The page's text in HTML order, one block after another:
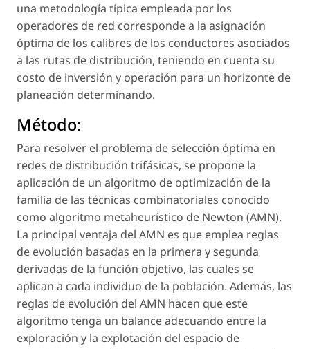
una metodología típica empleada por los
operadores de red corresponde a la asignación
óptima de los calibres de los conductores asociados
a las rutas de distribución, teniendo en cuenta su
costo de inversión y operación para un horizonte de
planeación determinando.
Método:
Para resolver el problema de selección óptima en
redes de distribución trifásicas, se propone la
aplicación de un algoritmo de optimización de la
familia de las técnicas combinatoriales conocido
como algoritmo metaheurístico de Newton (AMN).
La principal ventaja del AMN es que emplea reglas
de evolución basadas en la primera y segunda
derivadas de la función objetivo, las cuales se
aplican a cada individuo de la población. Además, las
reglas de evolución del AMN hacen que este
algoritmo tenga un balance adecuando entre la
exploración y la explotación del espacio de